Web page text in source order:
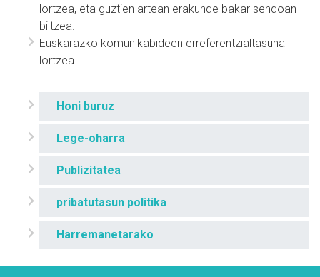
lortzea, eta guztien artean erakunde bakar sendoan
biltzea.
Euskarazko komunikabideen erreferentzialtasuna
lortzea.
Honi buruz
Lege-oharra
Publizitatea
pribatutasun politika
Harremanetarako